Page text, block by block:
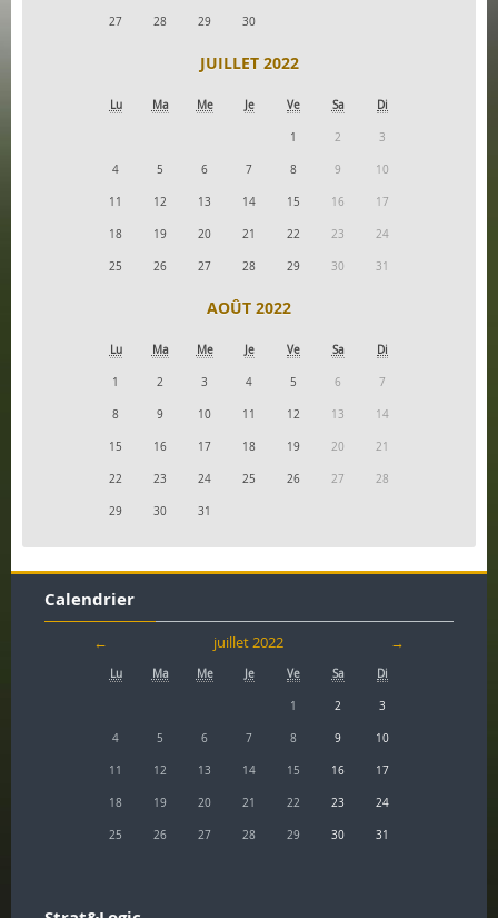
27 28 29 30
JUILLET 2022
Lu Ma Me Je Ve Sa Di
1 2 3
4 5 6 7 8 9 10
11 12 13 14 15 16 17
18 19 20 21 22 23 24
25 26 27 28 29 30 31
AOÛT 2022
Lu Ma Me Je Ve Sa Di
1 2 3 4 5 6 7
8 9 10 11 12 13 14
15 16 17 18 19 20 21
22 23 24 25 26 27 28
29 30 31
Calendrier
← juillet 2022 →
Lu Ma Me Je Ve Sa Di
1 2 3
4 5 6 7 8 9 10
11 12 13 14 15 16 17
18 19 20 21 22 23 24
25 26 27 28 29 30 31